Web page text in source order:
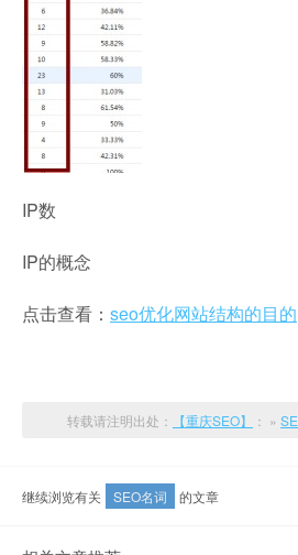
IP数
IP的概念
点击查看： seo优化网站结构的目的
转载请注明出处： 【重庆SEO】 ： »
继续浏览有关 SEO名词 的文章